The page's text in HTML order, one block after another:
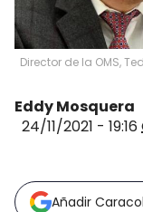
Director de la OMS,
Eddy Mosquera
24/11/2021 - 19:16
Añadir